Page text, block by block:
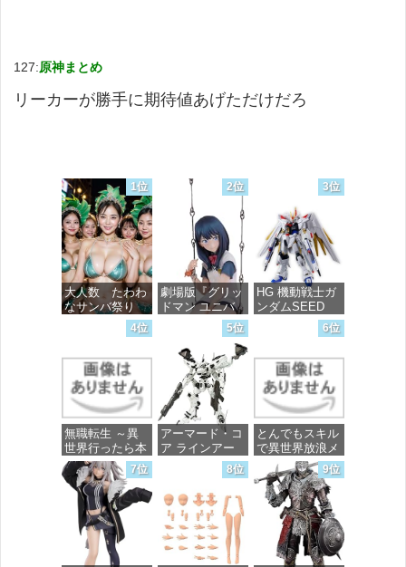
127:原神まとめ
リーカーが勝手に期待値あげただけだろ
1位
大人数 たわわ
なサンバ祭り
価格：¥99
2位
劇場版『グリッ
ドマン ユニバ
ース』 宝多六
花 wall figure
1/7スケール プ
ラスチック製
塗装済み完成品
フィギュア
価格：¥13,756
3位
HG 機動戦士ガ
ンダムSEED
FREEDOM マ
イティーストラ
ガンダム 1/144
スケール 色分
け済みプラモデ
価格：¥4,800
4位
無職転生 ～異
世界行ったら本
気だす～ 20
(MFコミック
ス フラッパー
シリーズ)
価格：¥748
5位
アーマード・コ
ア ラインアー
ク ホワイト・
グリント 全高
約160mm 1/72
スケール プラ
モデル
価格：¥7,367
6位
とんでもスキル
で異世界放浪メ
シ 10 (ガルドコ
ミックス)
価格：¥726
7位 8位 9位